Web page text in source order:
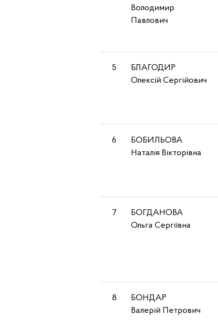
Володимир
Павлович
5
БЛАГОДИР
Олексій Сергійович
6
БОБИЛЬОВА
Наталія Вікторівна
7
БОГДАНОВА
Ольга Сергіївна
8
БОНДАР
Валерій Петрович